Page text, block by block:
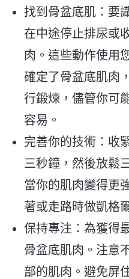
找到骨盆底肌：要
在中途停止排尿或
肉。這些動作使用
確定了骨盆底肌肉
行鍛煉，儘管你可
容易。
完善你的技術：收
三秒鐘，然後放鬆
當你的肌肉變得更
著或走路時做凱格
保持專注：為獲得
骨盆底肌肉。注意
部的肌肉。避免屏